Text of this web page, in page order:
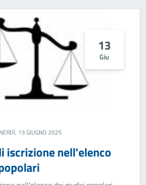
13
Giu
13 GIUGNO 2025
iscrizione nell'elenco